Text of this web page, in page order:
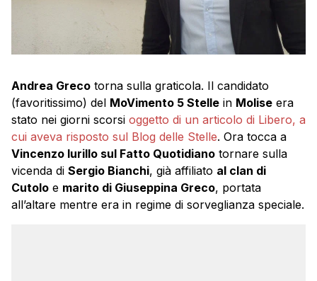
Andrea Greco torna sulla graticola. Il candidato
(favoritissimo) del MoVimento 5 Stelle in Molise era
stato nei giorni scorsi oggetto di un articolo di Libero, a
cui aveva risposto sul Blog delle Stelle. Ora tocca a
Vincenzo Iurillo sul Fatto Quotidiano tornare sulla
vicenda di Sergio Bianchi, già affiliato al clan di
Cutolo e marito di Giuseppina Greco, portata
all’altare mentre era in regime di sorveglianza speciale.